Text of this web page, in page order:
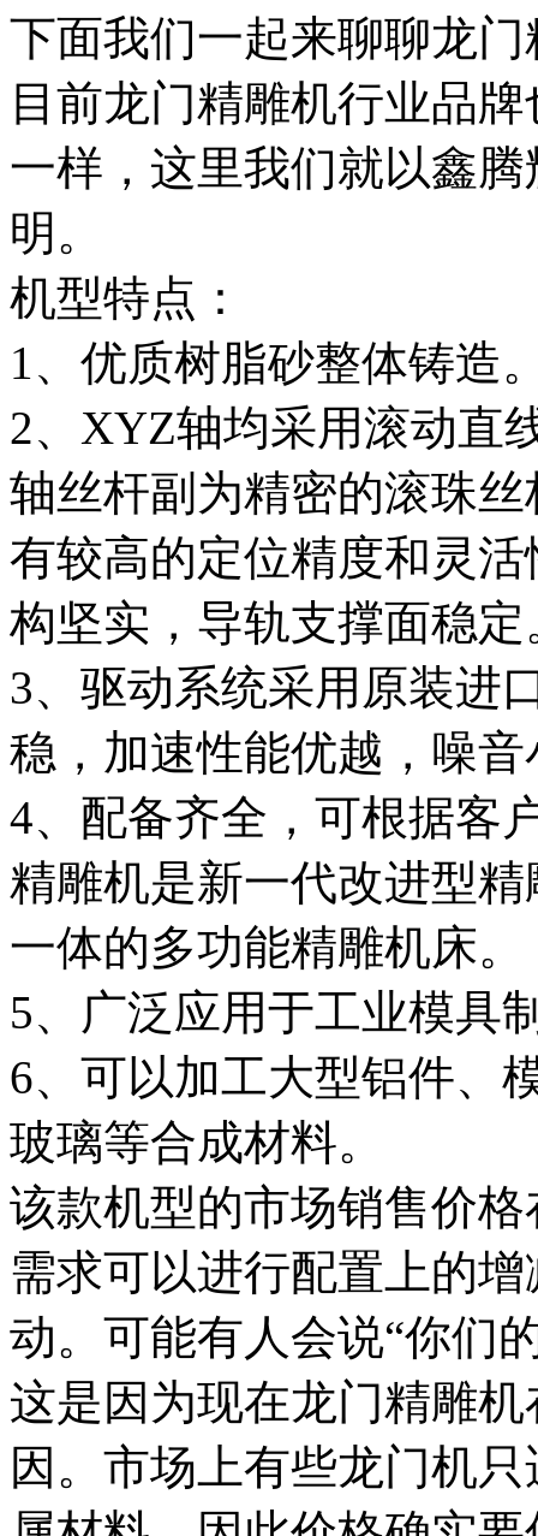
下面我们一起来聊聊龙
目前龙门精雕机行业品
一样，这里我们就以鑫
明。
机型特点：
1、优质树脂砂整体铸造
2、XYZ轴均采用滚动直
轴丝杆副为精密的滚珠
有较高的定位精度和灵
构坚实，导轨支撑面稳定
3、驱动系统采用原装进
稳，加速性能优越，噪
4、配备齐全，可根据客
精雕机是新一代改进型
一体的多功能精雕机床。
5、广泛应用于工业模具
6、可以加工大型铝件、
玻璃等合成材料。
该款机型的市场销售价
需求可以进行配置上的
动。可能有人会说“你们
这是因为现在龙门精雕
因。市场上有些龙门机